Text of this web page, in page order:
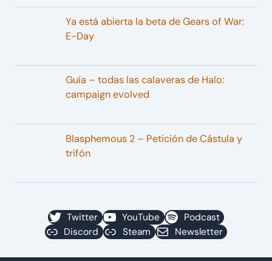
Ya está abierta la beta de Gears of War:
E-Day
Guía – todas las calaveras de Halo:
campaign evolved
Blasphemous 2 – Petición de Cástula y
trifón
Twitter YouTube
Podcast
Discord
Steam Newsletter